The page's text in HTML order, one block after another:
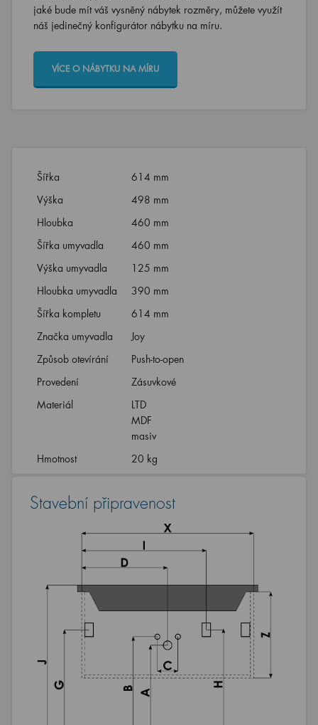
jaké bude mít váš vysněný nábytek rozměry, můžete využít
náš jedinečný konfigurátor nábytku na míru.
VÍCE O NÁBYTKU NA MÍRU
Šířka
614 mm
Výška
498 mm
Hloubka
460 mm
Šířka umyvadla
460 mm
Výška umyvadla
125 mm
Hloubka umyvadla
390 mm
Šířka kompletu
614 mm
Značka umyvadla
Joy
Způsob otevírání
Push-to-open
Provedení
Zásuvkové
Materiál
LTD
MDF
masiv
Hmotnost
20 kg
Stavební připravenost